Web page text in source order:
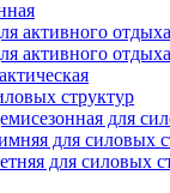
активного
активного
структур
для
для силовых
для силовых